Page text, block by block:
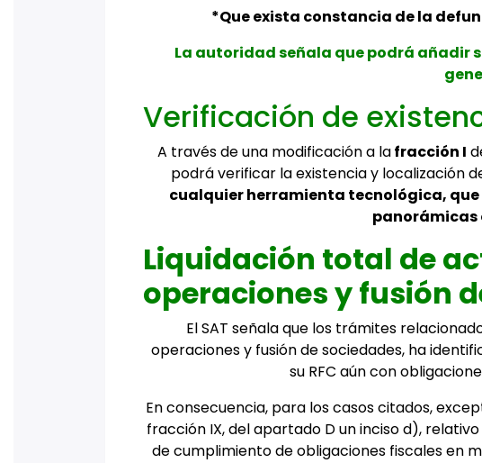
*Que exista constancia de la
La autoridad señala que podrá añadir
Verificación de
A través de una modificación a lafracción I
podrá verificar la existencia y localización
cualquier herramienta tecnológica,
panorámicas
Liquidación total de
operaciones y fusión
El SAT señala que los trámites
operaciones y fusión de sociedades, ha
su RFC aún con
En consecuencia, para los casos citados,
fracción IX, del apartado D un inciso d),
de cumplimiento de obligaciones fiscales en